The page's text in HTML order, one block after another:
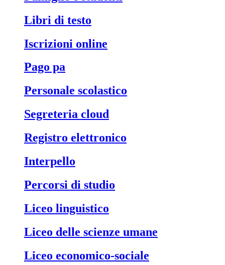
libri di testo
iscrizioni online
pago pa
personale scolastico
segreteria cloud
registro elettronico
interpello
percorsi di studio
liceo linguistico
liceo delle scienze umane
liceo economico-sociale